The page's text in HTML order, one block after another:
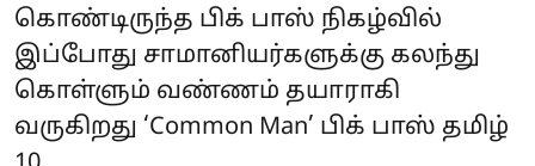
கொண்டிருந்த பிக் பாஸ் நிகழ்வில்
இப்போது சாமானியர்களுக்கு கலந்து
கொள்ளும் வண்ணம் தயாராகி
வருகிறது ‘Common Man’ பிக் பாஸ் தமிழ்